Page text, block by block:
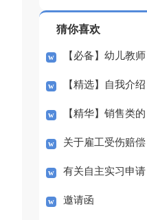
猜你喜欢
【必备】幼儿教师
培训总结集合5篇
【精选】自我介绍
的作文300字集锦八篇
【精华】销售类的
实习报告锦集六篇
关于雇工受伤赔偿
协议书范本（精选3
篇）
有关自主实习申请
书3篇邀请函